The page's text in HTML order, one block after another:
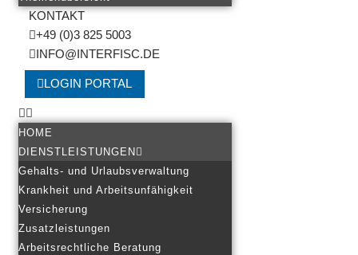
KONTAKT
+49 (0)3 825 5003
INFO@INTERFISC.DE
LOGIN PORTAL
HOME
DIENSTLEISTUNGEN
Gehalts- und Urlaubsverwaltung
Krankheit und Arbeitsunfähigkeit
Versicherung
Zusatzleistungen
Arbeitsrechtliche Beratung